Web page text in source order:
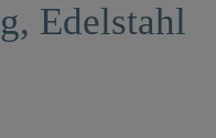
Edelstahl